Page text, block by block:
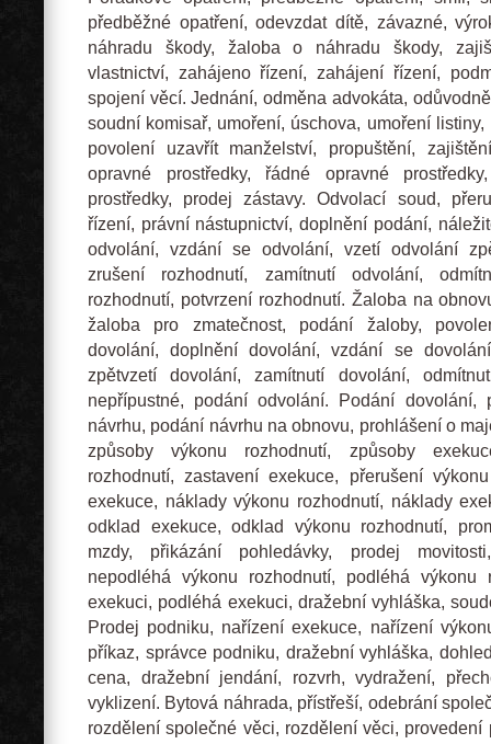
předběžné opatření, odevzdat dítě, závazné,
náhradu škody, žaloba o náhradu škody,
vlastnictví, zahájeno řízení, zahájení řízení,
spojení věcí. Jednání, odměna advokáta,
soudní komisař, umoření, úschova, umoření
povolení uzavřít manželství, propuštění,
opravné prostředky, řádné opravné
prostředky, prodej zástavy. Odvolací soud,
řízení, právní nástupnictví, doplnění podání,
odvolání, vzdání se odvolání, vzetí odvolání
zrušení rozhodnutí, zamítnutí odvolání,
rozhodnutí, potvrzení rozhodnutí. Žaloba na
žaloba pro zmatečnost, podání žaloby,
dovolání, doplnění dovolání, vzdání se
zpětvzetí dovolání, zamítnutí dovolání,
nepřípustné, podání odvolání. Podání dovolání,
návrhu, podání návrhu na obnovu, prohlášení o
způsoby výkonu rozhodnutí, způsoby
rozhodnutí, zastavení exekuce, přerušení
exekuce, náklady výkonu rozhodnutí, náklady
odklad exekuce, odklad výkonu rozhodnutí,
mzdy, přikázání pohledávky, prodej
nepodléhá výkonu rozhodnutí, podléhá výkonu
exekuci, podléhá exekuci, dražební vyhláška,
Prodej podniku, nařízení exekuce, nařízení
příkaz, správce podniku, dražební vyhláška,
cena, dražební jendání, rozvrh, vydražení,
vyklizení. Bytová náhrada, přístřeší, odebrání
rozdělení společné věci, rozdělení věci, provedení